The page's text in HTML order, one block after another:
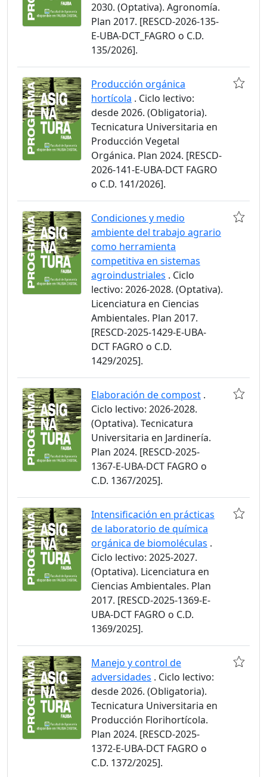
2030. (Optativa). Agronomía.
Plan 2017. [RESCD-2026-135-
E-UBA-DCT_FAGRO o C.D.
135/2026].
Producción orgánica
hortícola . Ciclo lectivo:
desde 2026. (Obligatoria).
Tecnicatura Universitaria en
Producción Vegetal
Orgánica. Plan 2024. [RESCD-
2026-141-E-UBA-DCT FAGRO
o C.D. 141/2026].
Condiciones y medio
ambiente del trabajo agrario
como herramienta
competitiva en sistemas
agroindustriales . Ciclo
lectivo: 2026-2028. (Optativa).
Licenciatura en Ciencias
Ambientales. Plan 2017.
[RESCD-2025-1429-E-UBA-
DCT FAGRO o C.D.
1429/2025].
Elaboración de compost .
Ciclo lectivo: 2026-2028.
(Optativa). Tecnicatura
Universitaria en Jardinería.
Plan 2024. [RESCD-2025-
1367-E-UBA-DCT FAGRO o
C.D. 1367/2025].
Intensificación en prácticas
de laboratorio de química
orgánica de biomoléculas .
Ciclo lectivo: 2025-2027.
(Optativa). Licenciatura en
Ciencias Ambientales. Plan
2017. [RESCD-2025-1369-E-
UBA-DCT FAGRO o C.D.
1369/2025].
Manejo y control de
adversidades . Ciclo lectivo:
desde 2026. (Obligatoria).
Tecnicatura Universitaria en
Producción Florihortícola.
Plan 2024. [RESCD-2025-
1372-E-UBA-DCT FAGRO o
C.D. 1372/2025].